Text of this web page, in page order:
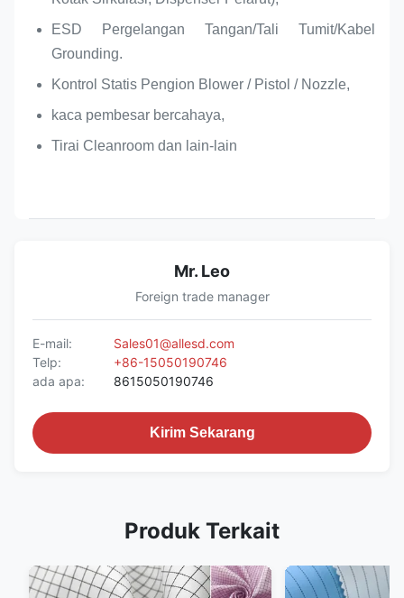
ESD Pergelangan Tangan/Tali Tumit/Kabel
Grounding.
Kontrol Statis Pengion Blower / Pistol / Nozzle,
kaca pembesar bercahaya,
Tirai Cleanroom dan lain-lain
Mr. Leo
Foreign trade manager
E-mail:
Sales01@allesd.com
Telp:
+86-15050190746
ada apa:
8615050190746
Kirim Sekarang
Produk Terkait